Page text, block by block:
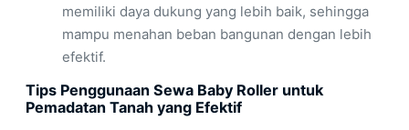
memiliki daya dukung yang lebih baik, sehingga
mampu menahan beban bangunan dengan lebih
efektif.
Tips Penggunaan Sewa Baby Roller untuk
Pemadatan Tanah yang Efektif